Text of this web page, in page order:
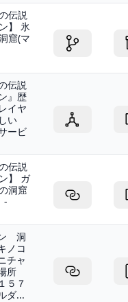
伝説
】 氷
窟(マ
伝説
』歴
イヤ
い
ービ
伝説
】 ガ
洞窟
-
洞
ノコ
チャ
所
５７
ダ...